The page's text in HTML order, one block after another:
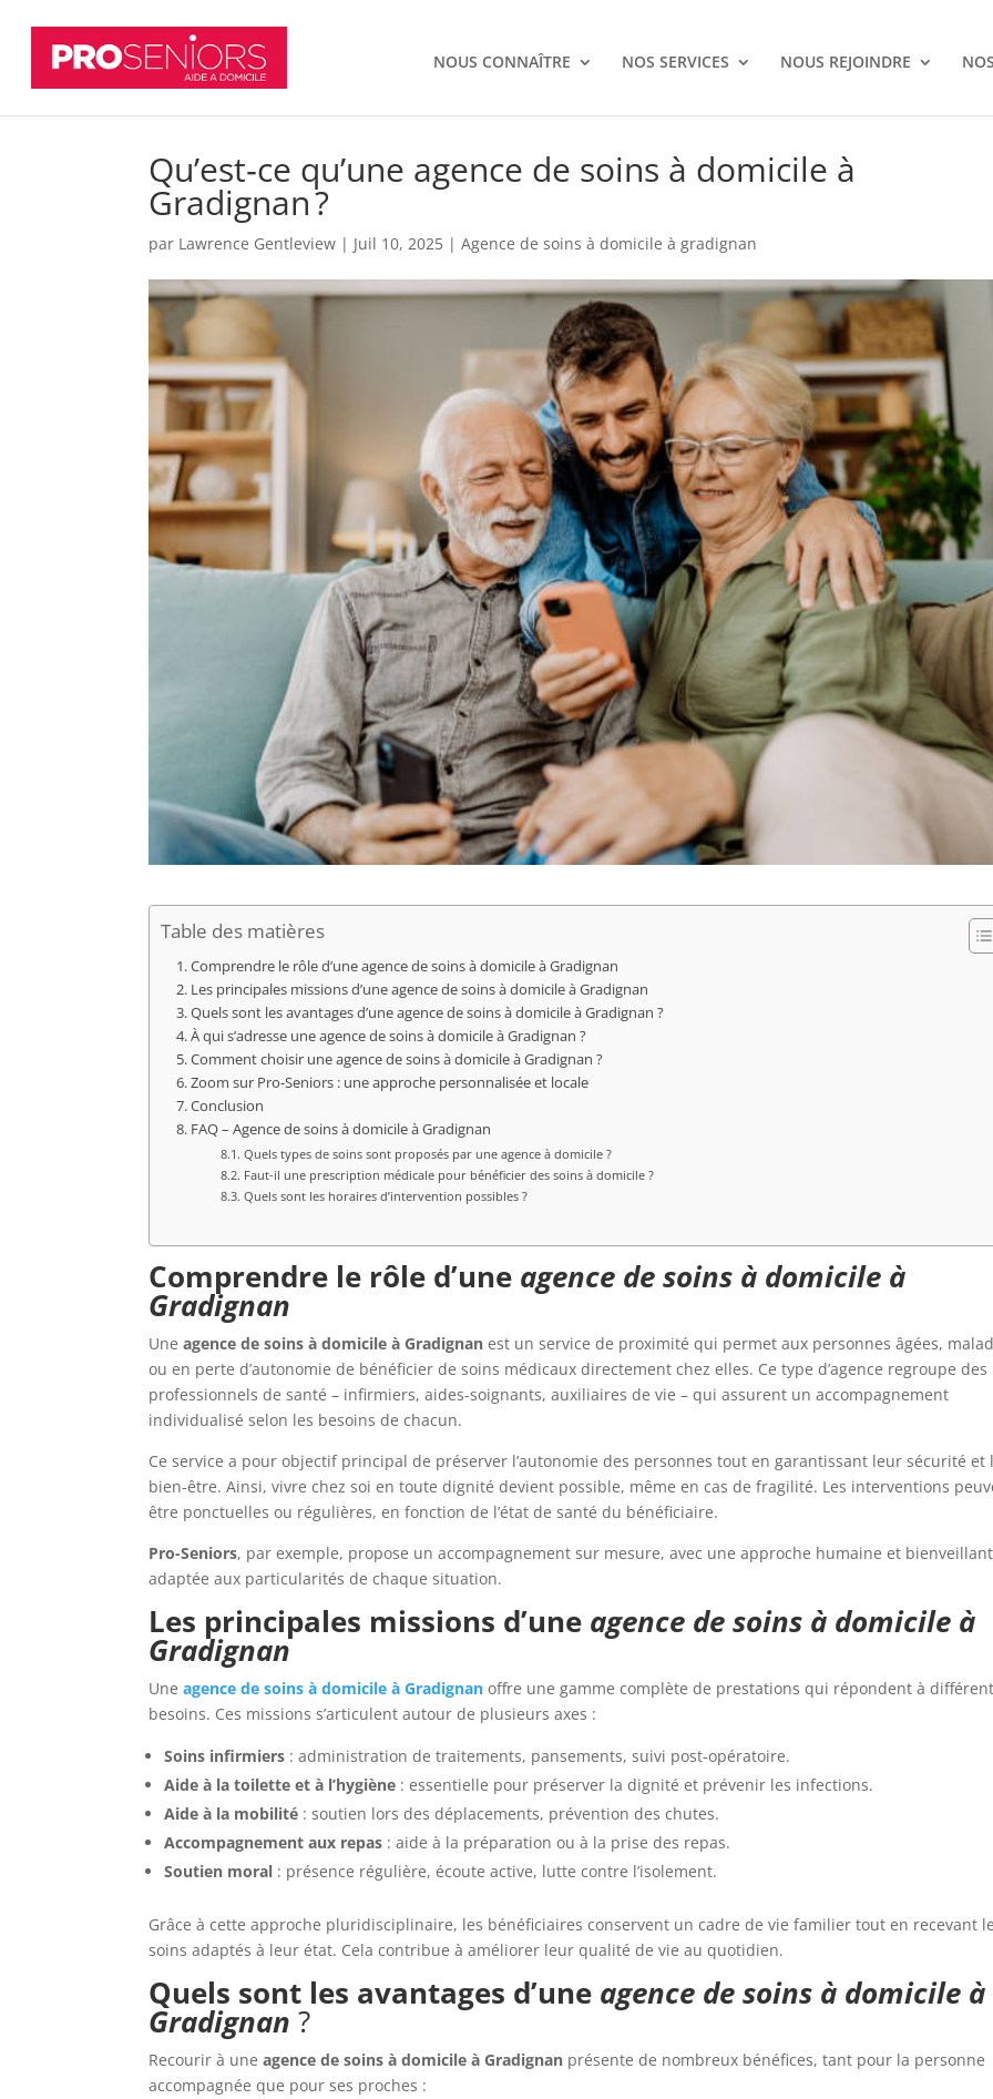
NOUS CONNAÎTRE NOS SERVICES NOUS REJOINDRE
Qu’est‑ce qu’une agence de soins à domicile à
Gradignan ?
par Lawrence Gentleview | Juil 10, 2025 |Agence de soins à domicile à gradignan
Table des matières
Comprendre le rôle d’une agence de soins à domicile à Gradignan
Les principales missions d’une agence de soins à domicile à Gradignan
Quels sont les avantages d’une agence de soins à domicile à Gradignan ?
À qui s’adresse une agence de soins à domicile à Gradignan ?
Comment choisir une agence de soins à domicile à Gradignan ?
Zoom sur Pro-Seniors : une approche personnalisée et locale
Conclusion
FAQ – Agence de soins à domicile à Gradignan
Quels types de soins sont proposés par une agence à domicile ?
Faut-il une prescription médicale pour bénéficier des soins à domicile ?
Quels sont les horaires d’intervention possibles ?
Comprendre le rôle d’une agence de soins à domicile à
Gradignan
Uneagence de soins à domicile à Gradignan est un service de proximité qui permet aux personnes âgées,
ou en perte d’autonomie de bénéficier de soins médicaux directement chez elles. Ce type d’agence regroupe des
professionnels de santé – infirmiers, aides-soignants, auxiliaires de vie – qui assurent un accompagnement
individualisé selon les besoins de chacun.
Ce service a pour objectif principal de préserver l’autonomie des personnes tout en garantissant leur sécurité et
bien-être. Ainsi, vivre chez soi en toute dignité devient possible, même en cas de fragilité. Les interventions
être ponctuelles ou régulières, en fonction de l’état de santé du bénéficiaire.
Pro-Seniors, par exemple, propose un accompagnement sur mesure, avec une approche humaine et
adaptée aux particularités de chaque situation.
Les principales missions d’une agence de soins à domicile à
Gradignan
Uneagence de soins à domicile à Gradignan offre une gamme complète de prestations qui répondent à
besoins. Ces missions s’articulent autour de plusieurs axes :
Soins infirmiers : administration de traitements, pansements, suivi post-opératoire.
Aide à la toilette et à l’hygiène : essentielle pour préserver la dignité et prévenir les infections.
Aide à la mobilité : soutien lors des déplacements, prévention des chutes.
Accompagnement aux repas : aide à la préparation ou à la prise des repas.
Soutien moral : présence régulière, écoute active, lutte contre l’isolement.
Grâce à cette approche pluridisciplinaire, les bénéficiaires conservent un cadre de vie familier tout en recevant
soins adaptés à leur état. Cela contribue à améliorer leur qualité de vie au quotidien.
Quels sont les avantages d’une agence de soins à domicile à
Gradignan ?
Recourir à uneagence de soins à domicile à Gradignan présente de nombreux bénéfices, tant pour la personne
accompagnée que pour ses proches :